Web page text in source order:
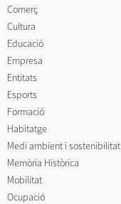
Comerç
Cultura
Educació
Empresa
Entitats
Esports
Formació
Habitatge
Medi ambient i sostenibilitat
Memòria Històrica
Mobilitat
Ocupació